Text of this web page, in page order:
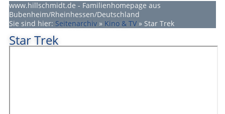
www.hillschmidt.de - Familienhomepage aus
Bubenheim/Rheinhessen/Deutschland
Sie sind hier: Seitenarchiv » Kino & TV » Star Trek
Star Trek